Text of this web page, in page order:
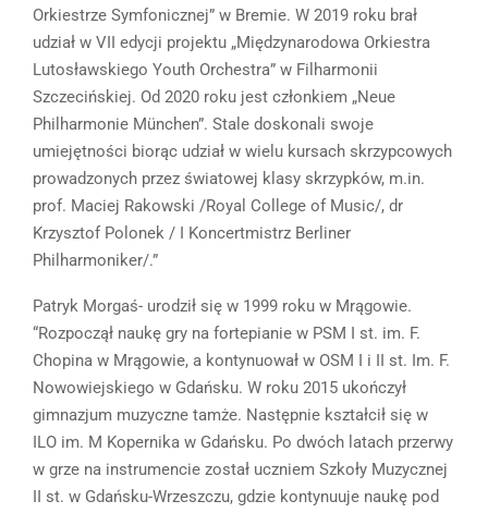
Orkiestrze Symfonicznej” w Bremie. W 2019 roku brał
udział w VII edycji projektu „Międzynarodowa Orkiestra
Lutosławskiego Youth Orchestra” w Filharmonii
Szczecińskiej. Od 2020 roku jest członkiem „Neue
Philharmonie München”. Stale doskonali swoje
umiejętności biorąc udział w wielu kursach skrzypcowych
prowadzonych przez światowej klasy skrzypków, m.in.
prof. Maciej Rakowski /Royal College of Music/, dr
Krzysztof Polonek / I Koncertmistrz Berliner
Philharmoniker/.”
Patryk Morgaś- urodził się w 1999 roku w Mrągowie.
“Rozpoczął naukę gry na fortepianie w PSM I st. im. F.
Chopina w Mrągowie, a kontynuował w OSM I i II st. Im. F.
Nowowiejskiego w Gdańsku. W roku 2015 ukończył
gimnazjum muzyczne tamże. Następnie kształcił się w
ILO im. M Kopernika w Gdańsku. Po dwóch latach przerwy
w grze na instrumencie został uczniem Szkoły Muzycznej
II st. w Gdańsku-Wrzeszczu, gdzie kontynuuje naukę pod